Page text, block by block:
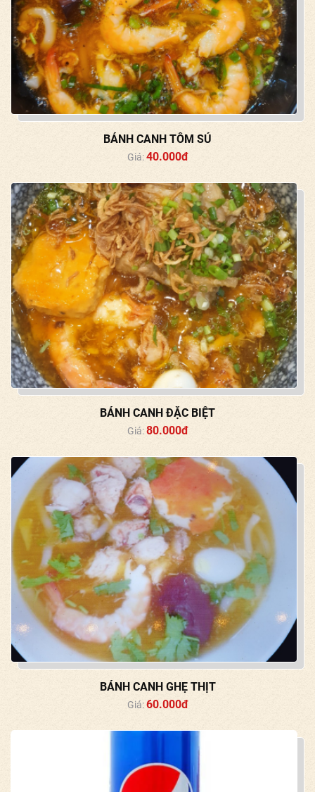
BÁNH CANH TÔM SÚ
Giá:40.000đ
BÁNH CANH ĐẶC BIỆT
Giá:80.000đ
BÁNH CANH GHẸ THỊT
Giá:60.000đ